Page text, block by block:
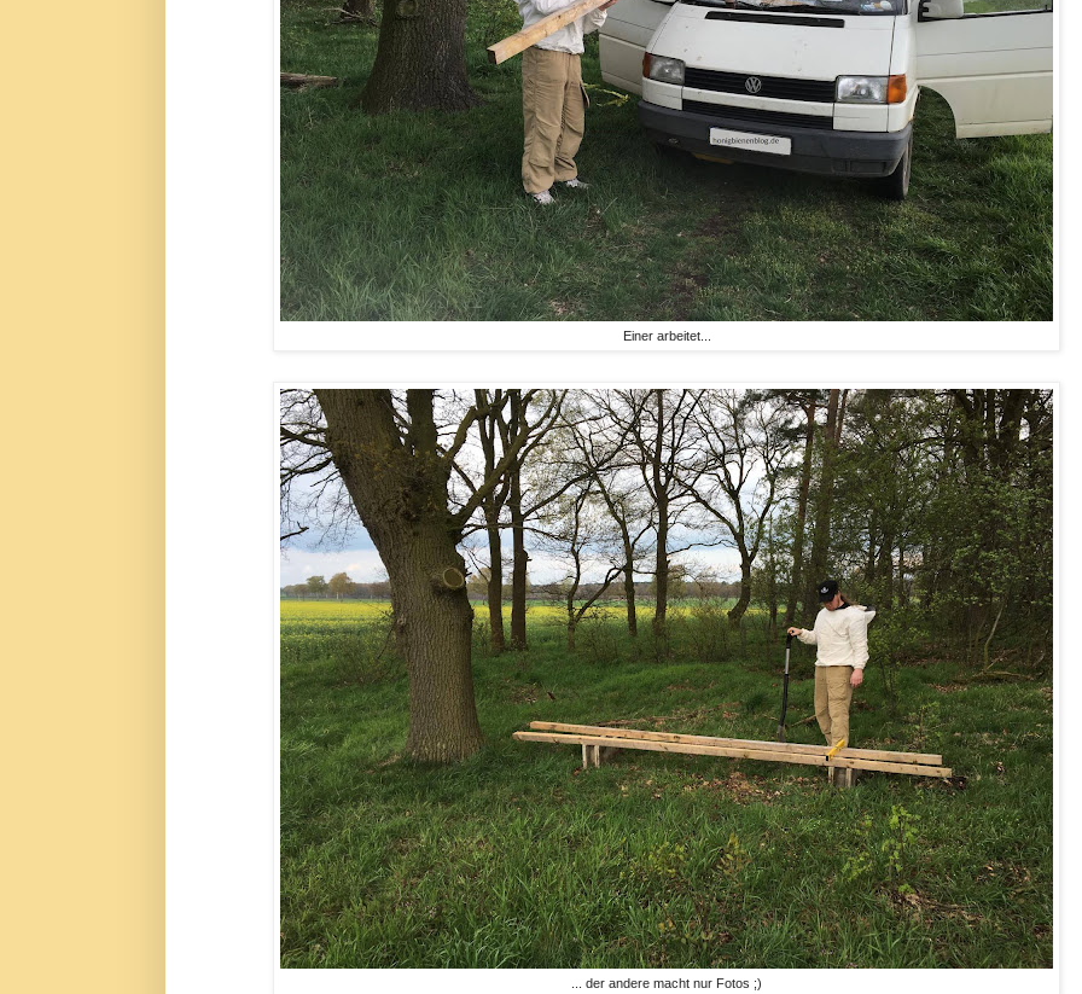
Einer arbeitet...
... der andere macht nur Fotos ;)